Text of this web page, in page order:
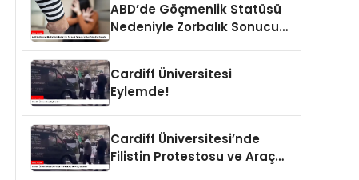
ABD’de Göçmenlik Statüsü
Nedeniyle Zorbalık Sonucu
Cardiff Üniversitesi
Eylemde!
Cardiff Üniversitesi’nde
Filistin Protestosu ve Araç